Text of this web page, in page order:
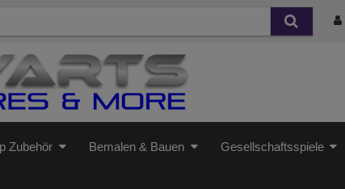
Zubehör Bemalen & Bauen Gesellschaftsspiele